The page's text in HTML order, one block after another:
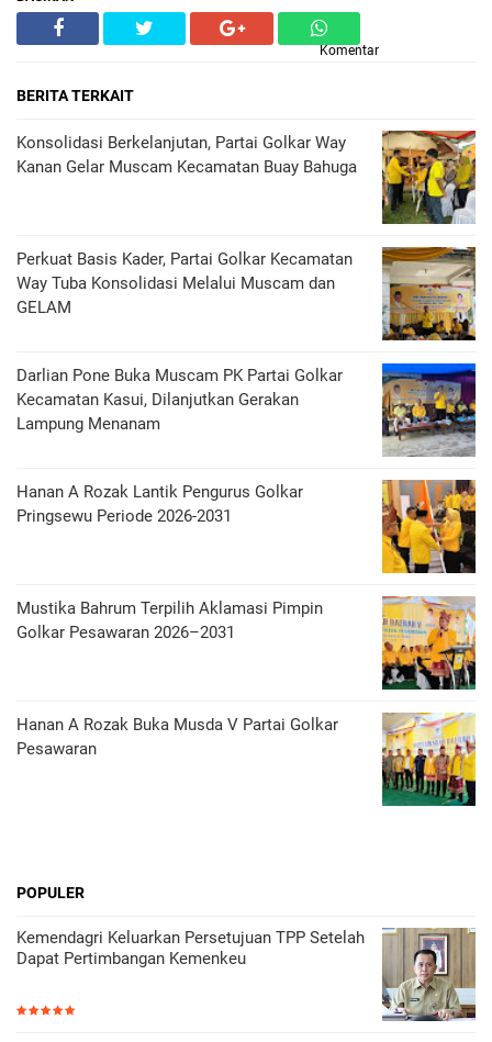
Komentar
BERITA TERKAIT
Konsolidasi Berkelanjutan, Partai Golkar Way
Kanan Gelar Muscam Kecamatan Buay Bahuga
Perkuat Basis Kader, Partai Golkar Kecamatan
Way Tuba Konsolidasi Melalui Muscam dan
GELAM
Darlian Pone Buka Muscam PK Partai Golkar
Kecamatan Kasui, Dilanjutkan Gerakan
Lampung Menanam
Hanan A Rozak Lantik Pengurus Golkar
Pringsewu Periode 2026-2031
Mustika Bahrum Terpilih Aklamasi Pimpin
Golkar Pesawaran 2026–2031
Hanan A Rozak Buka Musda V Partai Golkar
Pesawaran
POPULER
Kemendagri Keluarkan Persetujuan TPP Setelah
Dapat Pertimbangan Kemenkeu